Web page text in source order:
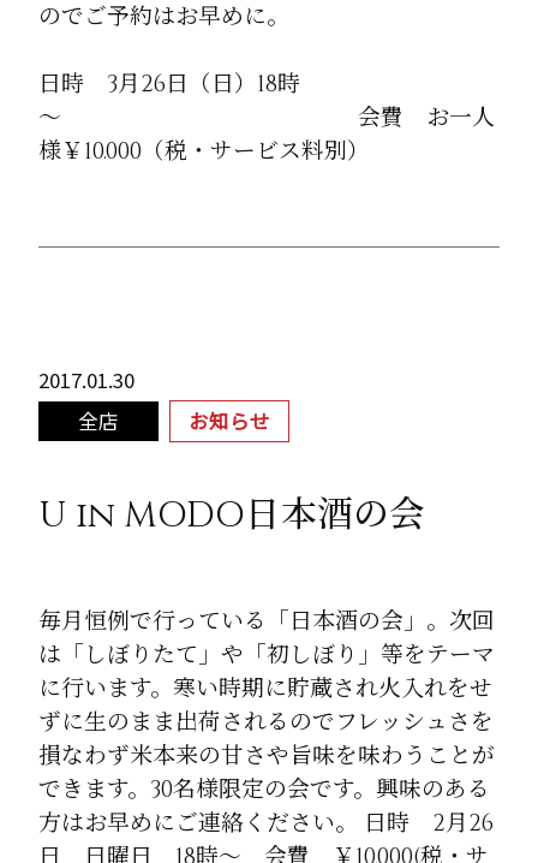
のでご予約はお早めに。
日時 3月26日（日）18時
～ 会費 お一人
様￥10.000（税・サービス料別）
2017.01.30
全店
お知らせ
U in MODO日本酒の会
毎月恒例で行っている「日本酒の会」。次回
は「しぼりたて」や「初しぼり」等をテーマ
に行います。寒い時期に貯蔵され火入れをせ
ずに生のまま出荷されるのでフレッシュさを
損なわず米本来の甘さや旨味を味わうことが
できます。30名様限定の会です。興味のある
方はお早めにご連絡ください。 日時 2月26